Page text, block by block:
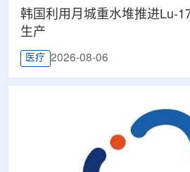
韩国利用月城重水堆推进Lu-
生产
医疗 2026-08-06